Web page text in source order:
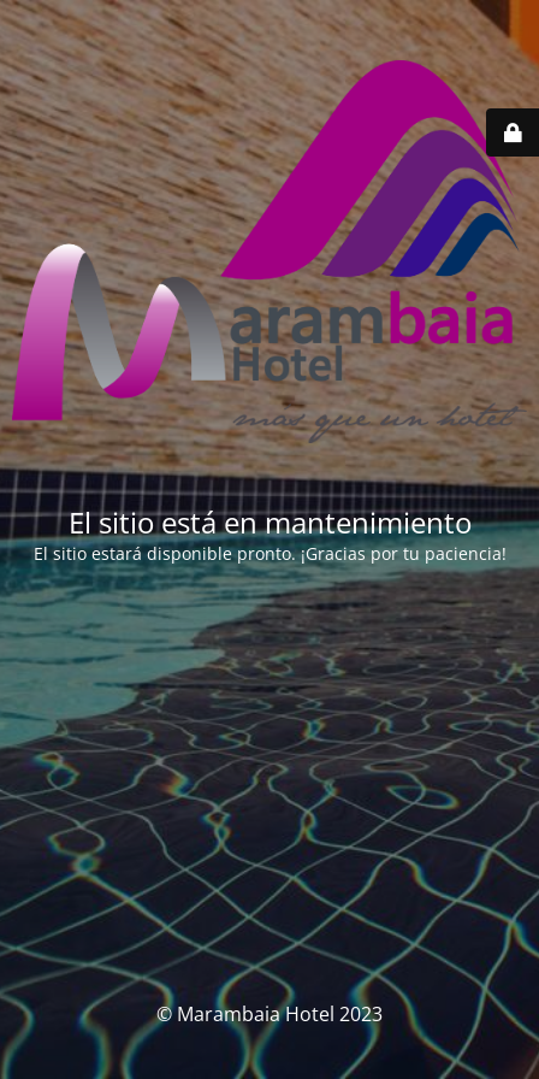
El sitio está en mantenimiento
El sitio estará disponible pronto. ¡Gracias por tu paciencia!
© Marambaia Hotel 2023